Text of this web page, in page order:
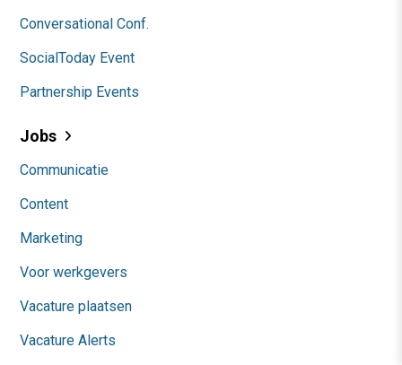
Conversational Conf.
SocialToday Event
Partnership Events
Jobs
Communicatie
Content
Marketing
Voor werkgevers
Vacature plaatsen
Vacature Alerts